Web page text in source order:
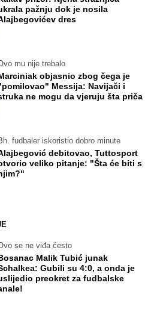
pažnju dok je nosila
dres
mu nije trebalo
objasnio zbog čega je
Messija: Navijači i
ne mogu da vjeruju šta priča
fudbaler iskoristio dobro minute
debitovao, Tuttosport
veliko pitanje: "Šta će biti s
se ne viđa često
Malik Tubić junak
Gubili su 4:0, a onda je
preokret za fudbalske